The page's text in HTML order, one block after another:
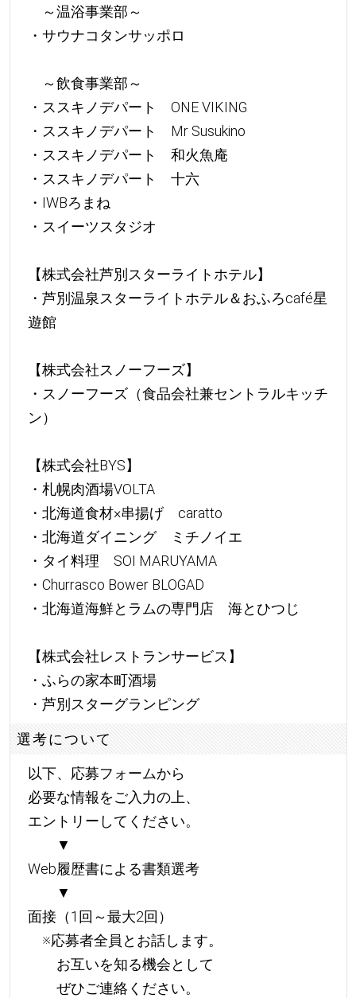
～温浴事業部～
・サウナコタンサッポロ
～飲食事業部～
・ススキノデパート ONE VIKING
・ススキノデパート Mr Susukino
・ススキノデパート 和火魚庵
・ススキノデパート 十六
・IWBろまね
・スイーツスタジオ
【株式会社芦別スターライトホテル】
・芦別温泉スターライトホテル＆おふろcafé星
遊館
【株式会社スノーフーズ】
・スノーフーズ（食品会社兼セントラルキッチ
ン）
【株式会社BYS】
・札幌肉酒場VOLTA
・北海道食材×串揚げ caratto
・北海道ダイニング ミチノイエ
・タイ料理 SOI MARUYAMA
・Churrasco Bower BLOGAD
・北海道海鮮とラムの専門店 海とひつじ
【株式会社レストランサービス】
・ふらの家本町酒場
・芦別スターグランピング
選考について
以下、応募フォームから
必要な情報をご入力の上、
エントリーしてください。
▼
Web履歴書による書類選考
▼
面接（1回～最大2回）
※応募者全員とお話します。
お互いを知る機会として
ぜひご連絡ください。